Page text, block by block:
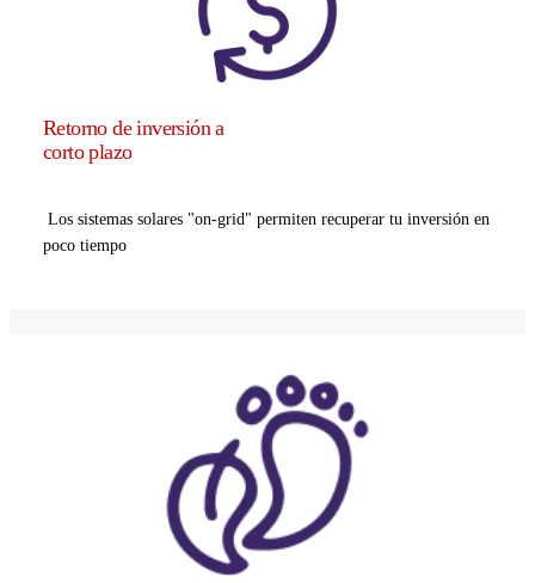
Retorno de inversión a
corto plazo
Los sistemas solares "on-grid" permiten recuperar tu inversión en
poco tiempo